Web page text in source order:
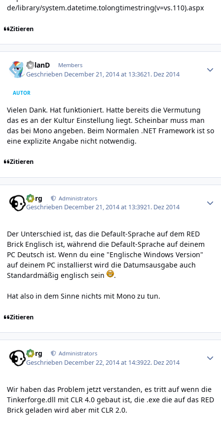
de/library/system.datetime.tolongtimestring(v=vs.110).aspx
Zitieren
R0lanD Members
Geschrieben December 21, 2014 at 13:3621. Dez 2014
AUTOR
Vielen Dank. Hat funktioniert. Hatte bereits die Vermutung
das es an der Kultur Einstellung liegt. Scheinbar muss man
das bei Mono angeben. Beim Normalen .NET Framework ist so
eine explizite Angabe nicht notwendig.
Zitieren
borg Administrators
Geschrieben December 21, 2014 at 13:3921. Dez 2014
Der Unterschied ist, das die Default-Sprache auf dem RED
Brick Englisch ist, während die Default-Sprache auf deinem
PC Deutsch ist. Wenn du eine "Englische Windows Version"
auf deinem PC installierst wird die Datumsausgabe auch
Standardmäßig englisch sein
.
Hat also in dem Sinne nichts mit Mono zu tun.
Zitieren
borg Administrators
Geschrieben December 22, 2014 at 14:3922. Dez 2014
Wir haben das Problem jetzt verstanden, es tritt auf wenn die
Tinkerforge.dll mit CLR 4.0 gebaut ist, die .exe die auf das RED
Brick geladen wird aber mit CLR 2.0.